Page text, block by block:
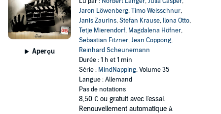
Aperçu
Jaron Löwenberg,Timo Weisschnur,
Janis Zaurins,Stefan Krause, Ilona Otto,
Tetje Mierendorf, Magdalena Höfner,
Sebastian Fitzner,Jean Coppong,
Reinhard Scheunemann
Durée : 1 h et 1 min
Série : MindNapping, Volume 35
Langue : Allemand
Pas de notations
8,50 € ou gratuit avec l'essai.
Renouvellement automatique à